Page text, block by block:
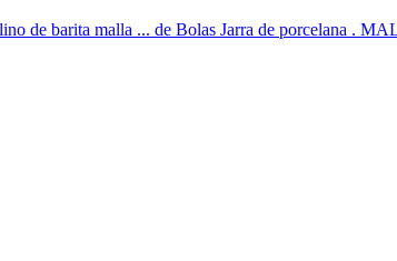
de barita malla ... de Bolas Jarra de porcelana .